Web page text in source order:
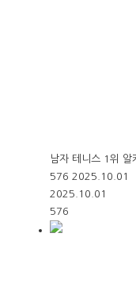
남자 테니스 1위
576 2025.10.01
2025.10.01
576